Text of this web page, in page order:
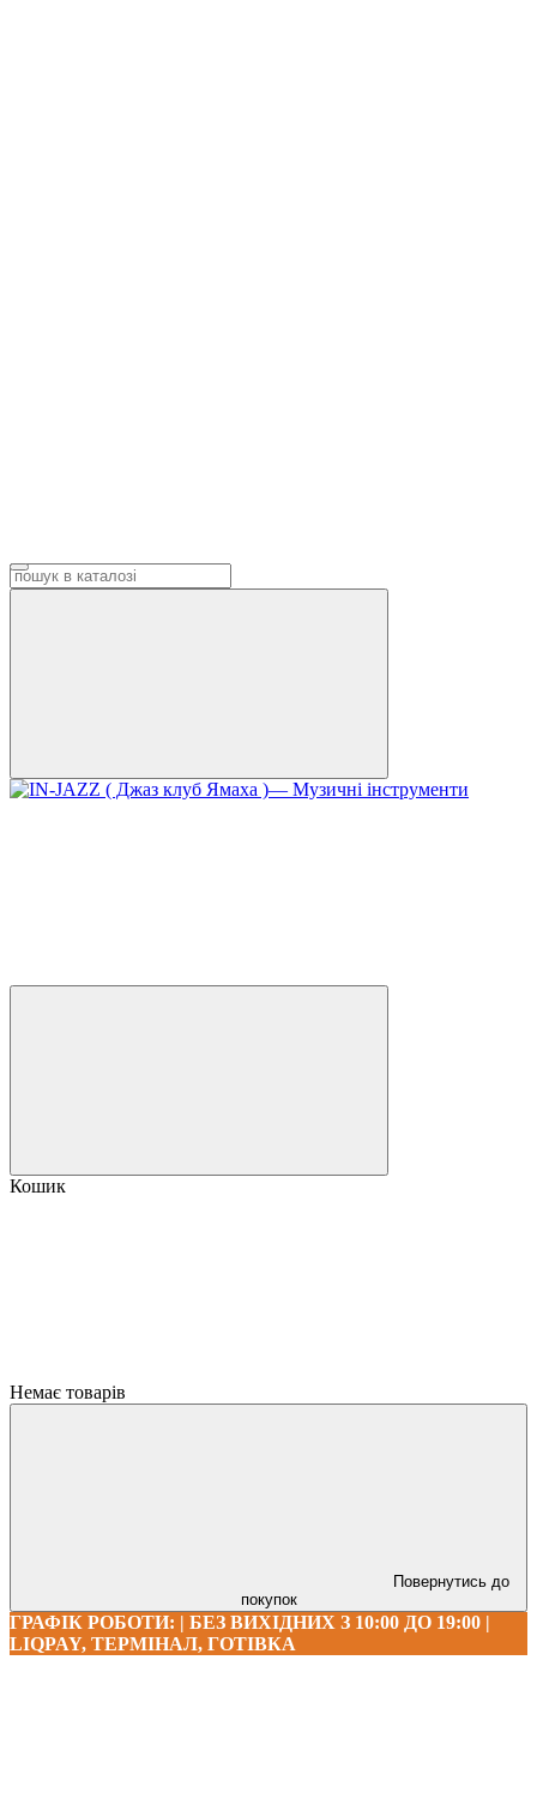
Кошик
Немає товарів
Повернутись до
покупок
ГРАФІК РОБОТИ: | БЕЗ ВИХІДНИХ З 10:00 ДО 19:00 |
LIQPAY, ТЕРМІНАЛ, ГОТІВКА